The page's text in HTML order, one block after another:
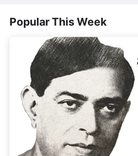
Popular This Week